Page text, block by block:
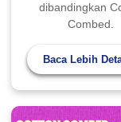
dibandingkan
Combed.
Baca Lebih